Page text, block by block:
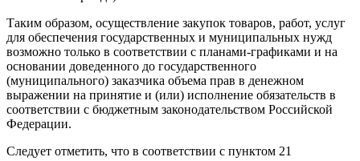
Таким образом, осуществление закупок товаров, работ, услуг
для обеспечения государственных и муниципальных нужд
возможно только в соответствии с планами-графиками и на
основании доведенного до государственного
(муниципального) заказчика объема прав в денежном
выражении на принятие и (или) исполнение обязательств в
соответствии с бюджетным законодательством Российской
Федерации.
Следует отметить, что в соответствии с пунктом 21